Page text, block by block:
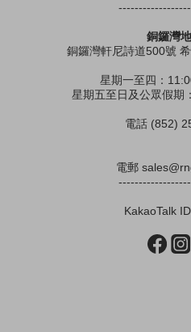
銅鑼灣
銅鑼灣軒尼詩道500號
星期一至四：
星期五至日及公眾假期
電話 (852)
電郵
KakaoTalk